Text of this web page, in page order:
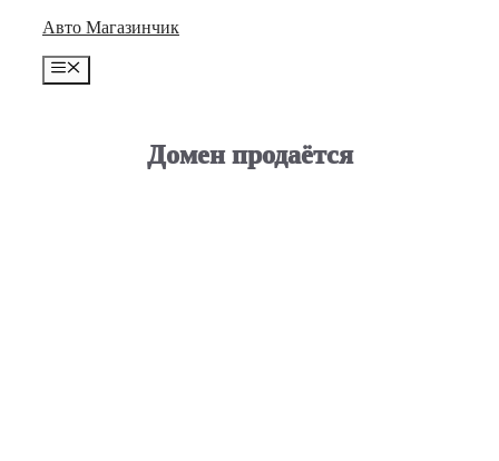
Перейти
содержимому
Авто Магазинчик
Меню
Домен продаётся